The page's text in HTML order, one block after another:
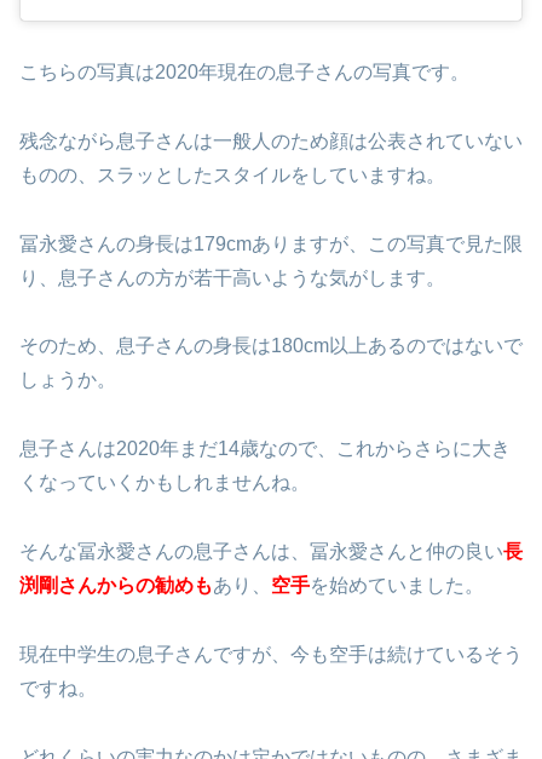
こちらの写真は2020年現在の息子さんの写真です。
残念ながら息子さんは一般人のため顔は公表されていない
ものの、スラッとしたスタイルをしていますね。
冨永愛さんの身長は179cmありますが、この写真で見た限
り、息子さんの方が若干高いような気がします。
そのため、息子さんの身長は180cm以上あるのではないで
しょうか。
息子さんは2020年まだ14歳なので、これからさらに大き
くなっていくかもしれませんね。
そんな冨永愛さんの息子さんは、冨永愛さんと仲の良い長
渕剛さんからの勧めもあり、 空手を始めていました。
現在中学生の息子さんですが、今も空手は続けているそう
ですね。